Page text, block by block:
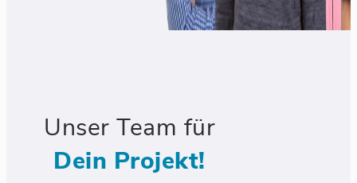
Unser Team für
Dein Projekt!